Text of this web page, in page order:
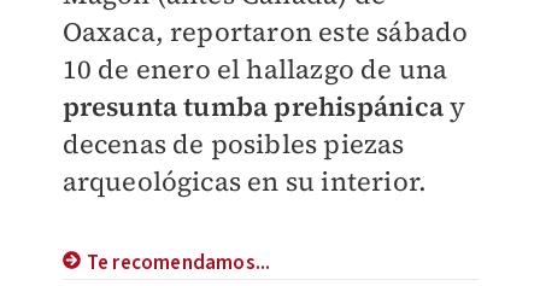
Oaxaca, reportaron este sábado
10 de enero el hallazgo de una
presunta tumba prehispánicay
decenas de posibles piezas
arqueológicas en su interior.
Te recomendamos...